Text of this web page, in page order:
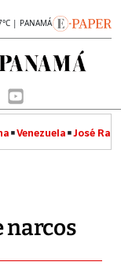
| PANAMÁ
Venezuela José
narcos